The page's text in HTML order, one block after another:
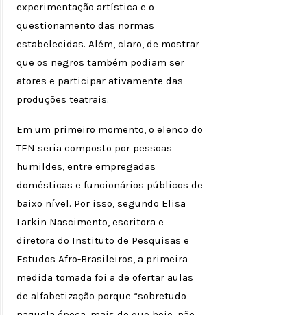
experimentação artística e o
questionamento das normas
estabelecidas. Além, claro, de mostrar
que os negros também podiam ser
atores e participar ativamente das
produções teatrais.
Em um primeiro momento, o elenco do
TEN seria composto por pessoas
humildes, entre empregadas
domésticas e funcionários públicos de
baixo nível. Por isso, segundo Elisa
Larkin Nascimento, escritora e
diretora do Instituto de Pesquisas e
Estudos Afro-Brasileiros, a primeira
medida tomada foi a de ofertar aulas
de alfabetização porque “sobretudo